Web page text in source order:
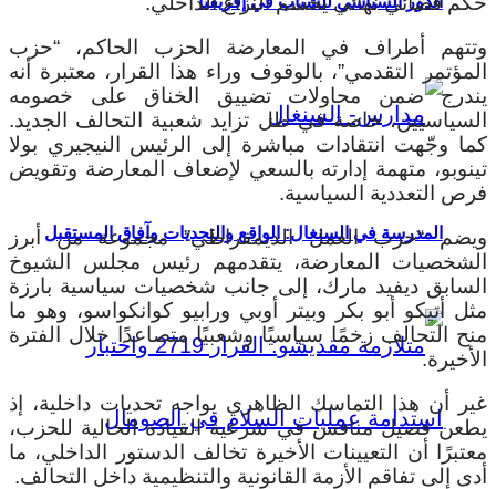
المدرسة في السنغال: الواقع والتحديات وآفاق المستقبل
وتتهم أطراف في المعارضة الحزب الحاكم، “حزب
المؤتمر التقدمي”، بالوقوف وراء هذا القرار، معتبرة أنه
يندرج ضمن محاولات تضييق الخناق على خصومه
السياسيين، خاصة في ظل تزايد شعبية التحالف الجديد.
كما وجّهت انتقادات مباشرة إلى الرئيس النيجيري بولا
تينوبو، متهمة إدارته بالسعي لإضعاف المعارضة وتقويض
فرص التعددية السياسية.
ويضم “حزب العمل الديمقراطي” مجموعة من أبرز
الشخصيات المعارضة، يتقدمهم رئيس مجلس الشيوخ
السابق ديفيد مارك، إلى جانب شخصيات سياسية بارزة
مثل أتيكو أبو بكر وبيتر أوبي ورابيو كوانكواسو، وهو ما
منح التحالف زخمًا سياسيًا وشعبيًا متصاعدًا خلال الفترة
الأخيرة.
غير أن هذا التماسك الظاهري يواجه تحديات داخلية، إذ
يطعن فصيل منافس في شرعية القيادة الحالية للحزب،
معتبرًا أن التعيينات الأخيرة تخالف الدستور الداخلي، ما
أدى إلى تفاقم الأزمة القانونية والتنظيمية داخل التحالف.